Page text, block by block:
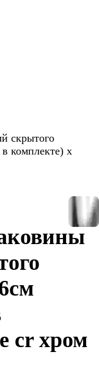
скрытого
комплекте) x
cr хром